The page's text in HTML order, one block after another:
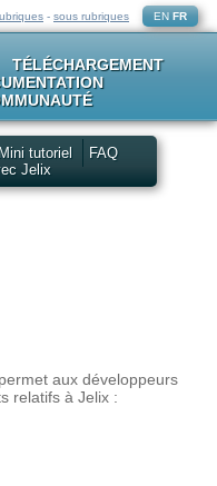
- sous rubriques EN FR
TÉLÉCHARGEMENT
Mini tutoriel
FAQ
Jelix
aux développeurs
relatifs à Jelix :